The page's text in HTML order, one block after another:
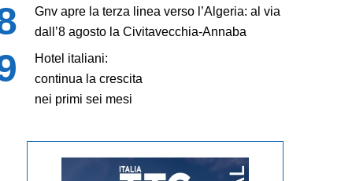
Gnv apre la terza linea verso l’Algeria: al via
dall’8 agosto la Civitavecchia-Annaba
Hotel italiani:
continua la crescita
nei primi sei mesi